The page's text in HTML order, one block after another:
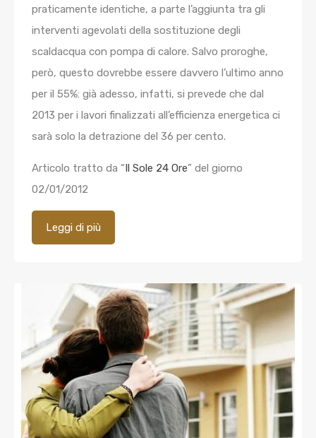
praticamente identiche, a parte l’aggiunta tra gli
interventi agevolati della sostituzione degli
scaldacqua con pompa di calore. Salvo proroghe,
però, questo dovrebbe essere davvero l’ultimo anno
per il 55%: già adesso, infatti, si prevede che dal
2013 per i lavori finalizzati all’efficienza energetica ci
sarà solo la detrazione del 36 per cento.
Articolo tratto da “Il Sole 24 Ore” del giorno
02/01/2012
Leggi di più